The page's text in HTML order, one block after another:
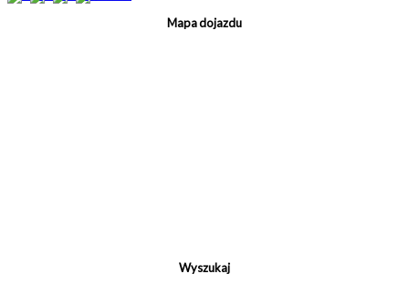
Mapa dojazdu
Wyszukaj